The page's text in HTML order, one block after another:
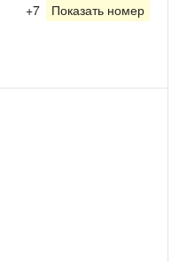
+7 Показать номер